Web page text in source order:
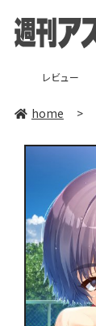
レビュー
home >